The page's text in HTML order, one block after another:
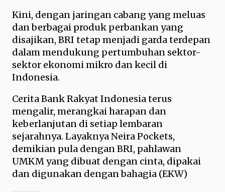
Kini, dengan jaringan cabang yang meluas
dan berbagai produk perbankan yang
disajikan, BRI tetap menjadi garda terdepan
dalam mendukung pertumbuhan sektor-
sektor ekonomi mikro dan kecil di
Indonesia.
Cerita Bank Rakyat Indonesia terus
mengalir, merangkai harapan dan
keberlanjutan di setiap lembaran
sejarahnya. Layaknya Neira Pockets,
demikian pula dengan BRI, pahlawan
UMKM yang dibuat dengan cinta, dipakai
dan digunakan dengan bahagia (EKW)